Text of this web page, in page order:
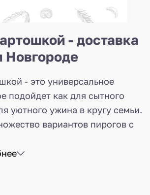
- доставка
- это универсальное
подойдет как для сытного
уютного ужина в кругу семьи.
вариантов пирогов с
и неповторимый вкус. В